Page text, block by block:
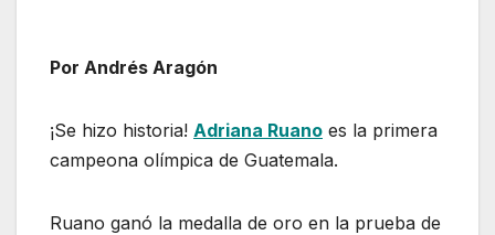
Por Andrés Aragón
¡Se hizo historia! Adriana Ruano es la primera
campeona olímpica de Guatemala.
Ruano ganó la medalla de oro en la prueba de